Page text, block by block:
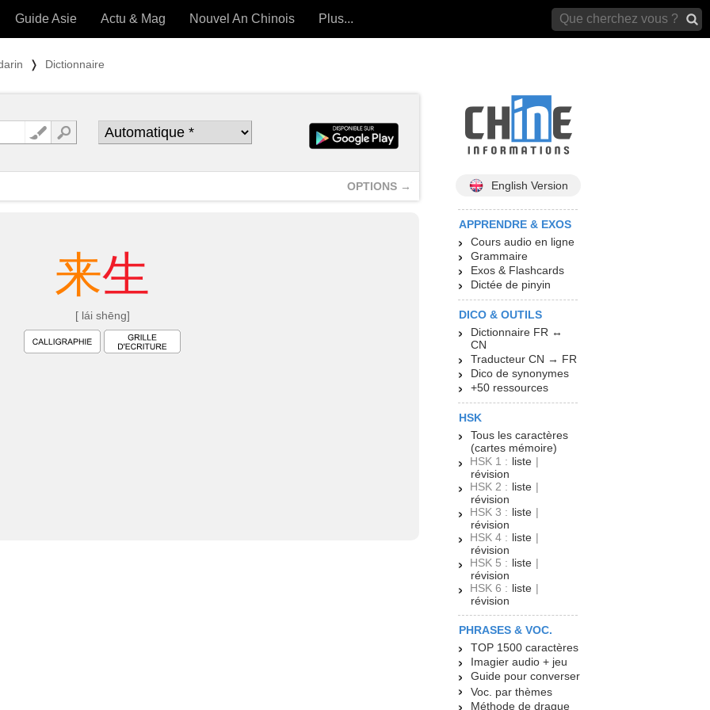
OUTILS) »
Guide Asie Actu & Mag Nouvel An Chinois Plus...
❭ Dictionnaire
OPTIONS →
来生
[ lái shēng]
English Version
APPRENDRE & EXOS
Cours audio en ligne
Grammaire
Exos & Flashcards
Dictée de pinyin
DICO & OUTILS
Dictionnaire FR ↔
CN
Traducteur CN → FR
Dico de synonymes
+50 ressources
HSK
Tous les caractères
(cartes mémoire)
HSK 1 : liste |
révision
HSK 2 : liste |
révision
HSK 3 : liste |
révision
HSK 4 : liste |
révision
HSK 5 : liste |
révision
HSK 6 : liste |
révision
PHRASES & VOC.
TOP 1500 caractères
Imagier audio + jeu
Guide pour converser
Voc. par thèmes
Méthode de drague